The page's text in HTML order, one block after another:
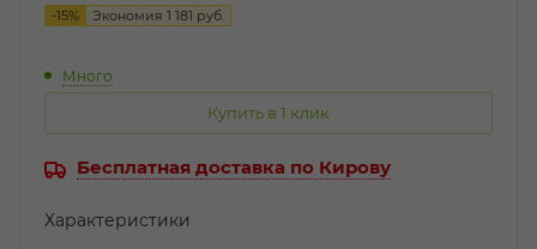
-15% Экономия 1 181 руб.
Много
Купить в 1 клик
Бесплатная доставка по Кирову
Характеристики